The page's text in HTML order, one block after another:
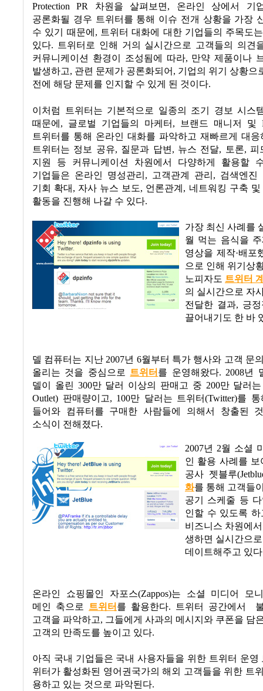
Protection PR 차원을 살펴보면, 온라인 상에서 기
공론화될 경우 트위터를 통해 이슈 전개 상황을 가장
수 있기 때문에 , 트위터 대화에 대한 기업들의 주목도
있다. 트위터로 인해 거의 실시간으로 고객들의 의견
커뮤니케이션 환경이 조성됨에 따라, 만약 제품이나
발생하고, 관련 문제가 공론화되어 , 기업의 위기 상황으
전에 해당 문제를 인지할 수 있게 된 것이다.
이처럼 트위터는 기본적으로 일종의 조기 경보 시스
때문에 , 글로벌 기업들의 마케터 , 브랜드 매니저 및
트위터를 통해 온라인 대화를 파악하고 재빠르게 대응
트위터는 정보 공유, 질문과 답변, 뉴스 전달, 토론, 피
지원 등 커뮤니케이션 차원에서 다양하게 활용할
기업들은 온라인 명성관리 , 고객관계 관리 , 검색엔진
기회 확대 , 자사 뉴스 보도, 언론관계 , 네트워킹 구축
활동을 진행해 나갈 수 있다.
가장 최신 사례를
월 먹는 음식을
영상을 제작·배포
으로 인해 위기상
노피자도 트위터
의 실시간으로 자
전달한 결과, 긍
끌어내기도 한 바
델 컴퓨터는 지난2007년 6월부터 특가 행사와 고객 문
올리는 것을 중심으로 트위터 를 운영해왔다. 2008년
델이 올린 300만 달러 이상의 판매고 중 200만 달러
Outlet) 판매량이고, 100만 달러는 트위터(Twitter)를 통
들어와 컴퓨터를 구매한 사람들에 의해서 창출된
소식이 전해졌다.
2007년 2월 소셜
인 활용 사례를
공사 젯블루
화를 통해 고객들
공기 스케줄 등
인할 수 있도록
비즈니스 차원에
생하면 실시간으
데이트해주고 있다
온라인 쇼핑몰인 자포스(Zappos)는 소셜 미디어 모
메인 축으로 트위터 를 활용한다. 트위터 공간에서
고객을 파악하고, 그들에게 사과의 메시지와 쿠폰을 담
고객의 만족도를 높이고 있다.
아직 국내 기업들은 국내 사용자들을 위한 트위터 운영
위터가 활성화된 영어권국가의 해외 고객들을 위한 트
용하고 있는 것으로 파악된다.